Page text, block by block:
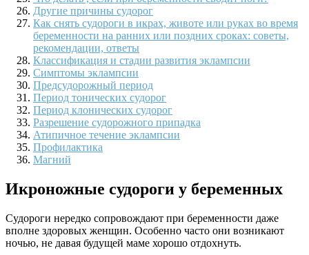
Другие причины судорог
Как снять судороги в икрах, животе или руках во время
беременности на ранних или поздних сроках: советы,
рекомендации, ответы
Классификация и стадии развития эклампсии
Симптомы эклампсии
Предсудорожный период
Период тонических судорог
Период клонических судорог
Разрешение судорожного припадка
Атипичное течение эклампсии
Профилактика
Магний
Икроножные судороги у беременных
Судороги нередко сопровождают при беременности даже
вполне здоровых женщин. Особенно часто они возникают
ночью, не давая будущей маме хорошо отдохнуть.